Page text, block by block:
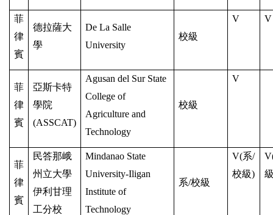
菲
律
賓
德拉薩大
學
De La Salle
University
校級
V V
菲
律
賓
亞斯卡特
學院
(ASSCAT)
Agusan del Sur State
College of
Agriculture and
Technology
校級
V
菲
律
賓
民答那峨
州立大學
伊利甘理
工分校
Mindanao State
University-Iligan
Institute of
Technology
系/校級
V(系/
校級)
V